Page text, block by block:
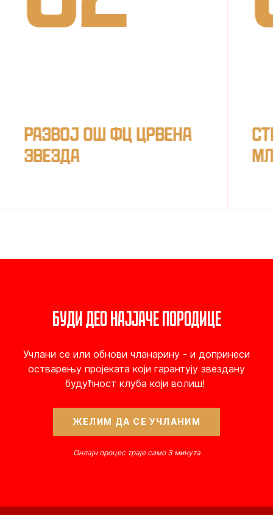
Развој ОШ ФЦ Црвена
звезда
БУДИ ДЕО НАЈЈАЧЕ ПОРОДИЦЕ
Учлани се или обнови чланарину - и допринеси
остварењу пројеката који гарантују звездану
будућност клуба који волиш!
ЖЕЛИМ ДА СЕ УЧЛАНИМ
Онлајн процес траје само 3 минута